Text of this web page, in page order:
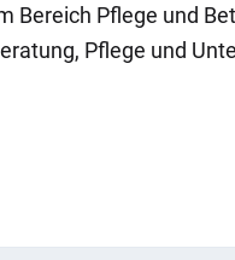
Bereich Pflege und
Pflege und